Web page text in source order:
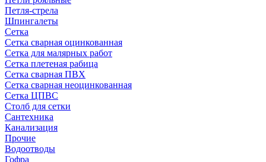
Петля-стрела
Шпингалеты
Сетка
Сетка сварная оцинкованная
Сетка для малярных работ
Сетка плетеная рабица
Сетка сварная ПВХ
Сетка сварная неоцинкованная
Сетка ЦПВС
Столб для сетки
Сантехника
Канализация
Прочие
Водоотводы
Гофра